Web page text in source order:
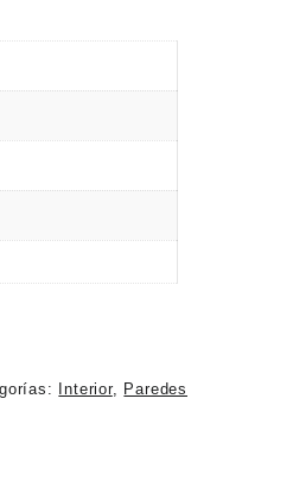
Interior, Paredes